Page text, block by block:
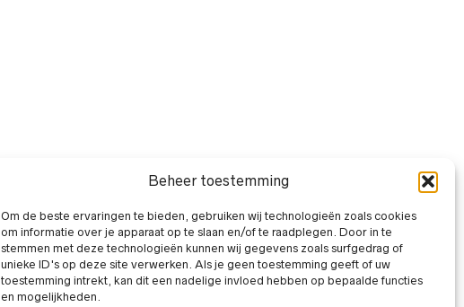
Beheer toestemming
Om de beste ervaringen te bieden, gebruiken wij technologieën zoals cookies
om informatie over je apparaat op te slaan en/of te raadplegen. Door in te
stemmen met deze technologieën kunnen wij gegevens zoals surfgedrag of
unieke ID's op deze site verwerken. Als je geen toestemming geeft of uw
toestemming intrekt, kan dit een nadelige invloed hebben op bepaalde functies
en mogelijkheden.